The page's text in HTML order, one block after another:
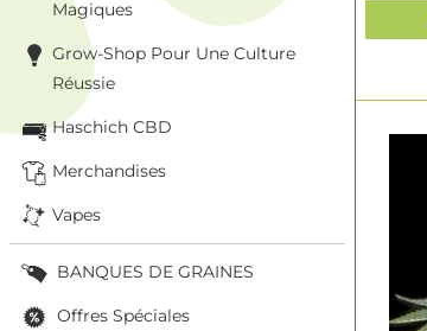
Magiques
Grow-Shop Pour Une Culture
Réussie
Haschich CBD
Merchandises
Vapes
BANQUES DE GRAINES
Offres Spéciales